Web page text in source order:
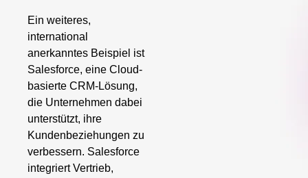
Ein weiteres,
international
anerkanntes Beispiel ist
Salesforce, eine Cloud-
basierte CRM-Lösung,
die Unternehmen dabei
unterstützt, ihre
Kundenbeziehungen zu
verbessern. Salesforce
integriert Vertrieb,